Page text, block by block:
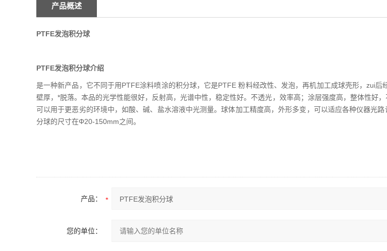
产品概述
PTFE发泡积分球
PTFE发泡积分球介绍
是一种新产品，它不同于用PTFE涂料喷涂的积分球，它是PTFE 粉料经改性、发泡，再机加工成球壳形，zui后
壁厚，*脱落。本品的光学性能很好，反射高，光谱中性，稳定性好。不透光，效率高；涂层强度高，整体性好
可以用于更恶劣的环境中，如酸、碱、盐水溶液中光测量。球体加工精度高，外形多变，可以适应各种仪器光
分球的尺寸在Φ20-150mm之间。
产品：
您的单位：